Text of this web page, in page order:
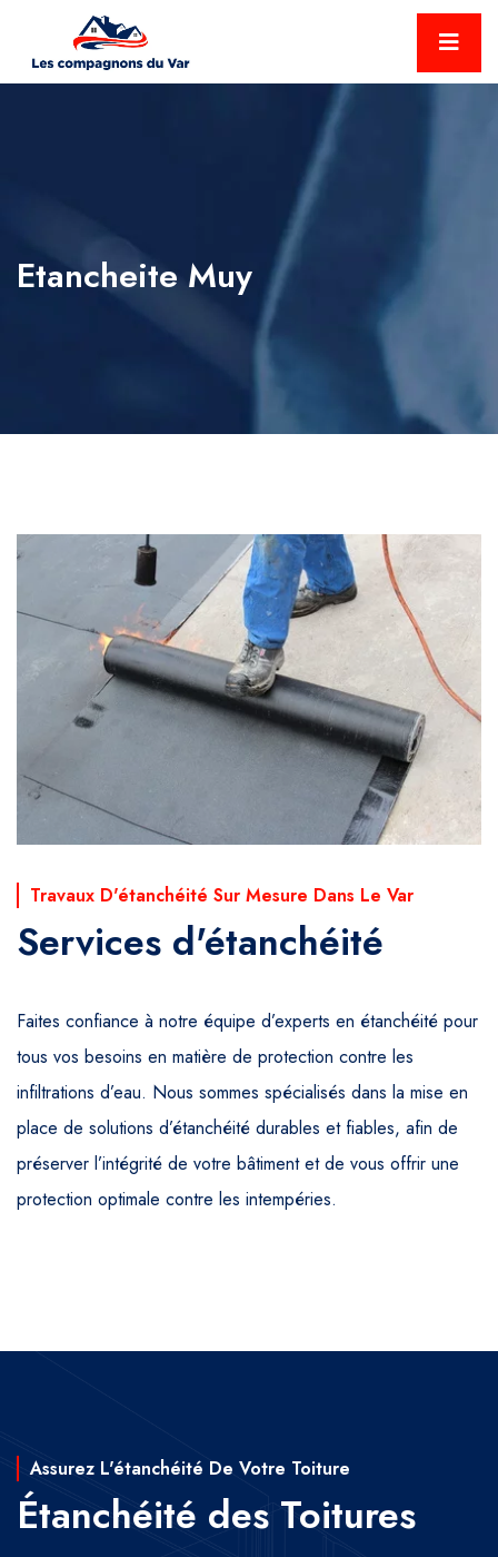
Etancheite Muy
Travaux D'étanchéité Sur Mesure Dans Le Var
Services d'étanchéité
Faites confiance à notre équipe d’experts en étanchéité pour
tous vos besoins en matière de protection contre les
infiltrations d’eau. Nous sommes spécialisés dans la mise en
place de solutions d’étanchéité durables et fiables, afin de
préserver l’intégrité de votre bâtiment et de vous offrir une
protection optimale contre les intempéries.
Assurez L'étanchéité De Votre Toiture
Étanchéité des Toitures